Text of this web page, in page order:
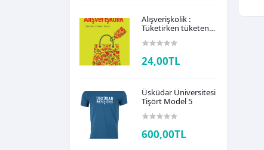
Alışverişkolik :
Tüketirken tüketen
Ünsalver
24,00TL
Üsküdar Üniversitesi
Tişört Model 5
600,00TL